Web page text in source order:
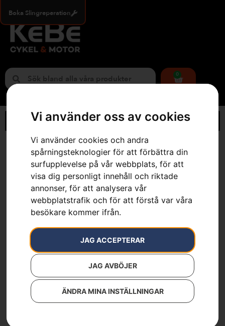
Vi använder oss av cookies
Vi använder cookies och andra
spårningsteknologier för att förbättra din
surfupplevelse på vår webbplats, för att
visa dig personligt innehåll och riktade
annonser, för att analysera vår
webbplatstrafik och för att förstå var våra
besökare kommer ifrån.
JAG ACCEPTERAR
JAG AVBÖJER
ÄNDRA MINA INSTÄLLNINGAR
Boka Slingreperation
0
Webbutik
Snöblad – Rider